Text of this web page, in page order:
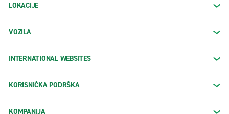
LOKACIJE
VOZILA
INTERNATIONAL WEBSITES
KORISNIČKA PODRŠKA
KOMPANIJA